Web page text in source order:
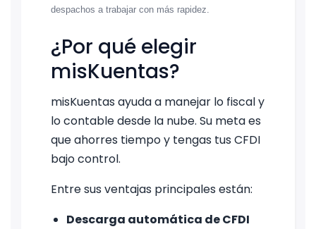
despachos a trabajar con más rapidez.
¿Por qué elegir
misKuentas?
misKuentas ayuda a manejar lo fiscal y
lo contable desde la nube. Su meta es
que ahorres tiempo y tengas tus CFDI
bajo control.
Entre sus ventajas principales están:
Descarga automática de CFDI